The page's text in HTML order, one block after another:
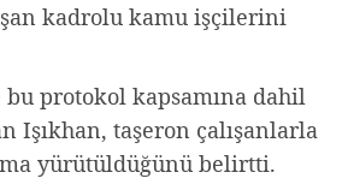
kadrolu kamu işçilerini
protokol kapsamına dahil
Işıkhan, taşeron çalışanlarla
yürütüldüğünü belirtti.